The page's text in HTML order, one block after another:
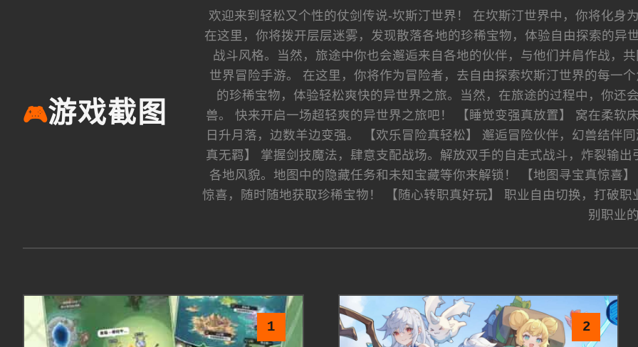
🎮游戏截图
欢迎来到轻松又个性的仗剑传说-坎斯汀世界！ 在坎斯汀世界中，你将化身
在这里，你将拨开层层迷雾，发现散落各地的珍稀宝物，体验自由探索的异
战斗风格。当然，旅途中你也会邂逅来自各地的伙伴，与他们并肩作战，
世界冒险手游。 在这里，你将作为冒险者，去自由探索坎斯汀世界的每一
的珍稀宝物，体验轻松爽快的异世界之旅。当然，在旅途的过程中，你还
兽。 快来开启一场超轻爽的异世界之旅吧！ 【睡觉变强真放置】 窝在柔软
日升月落，边数羊边变强。 【欢乐冒险真轻松】 邂逅冒险伙伴，幻兽结伴
真无羁】 掌握剑技魔法，肆意支配战场。解放双手的自走式战斗，炸裂输
各地风貌。地图中的隐藏任务和未知宝藏等你来解锁！ 【地图寻宝真惊喜
惊喜，随时随地获取珍稀宝物！ 【随心转职真好玩】 职业自由切换，打破
别职业
1 2